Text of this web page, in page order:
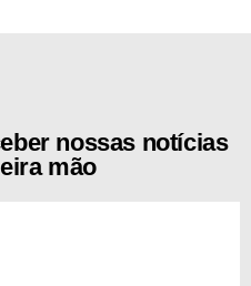
nossas notícias
mão